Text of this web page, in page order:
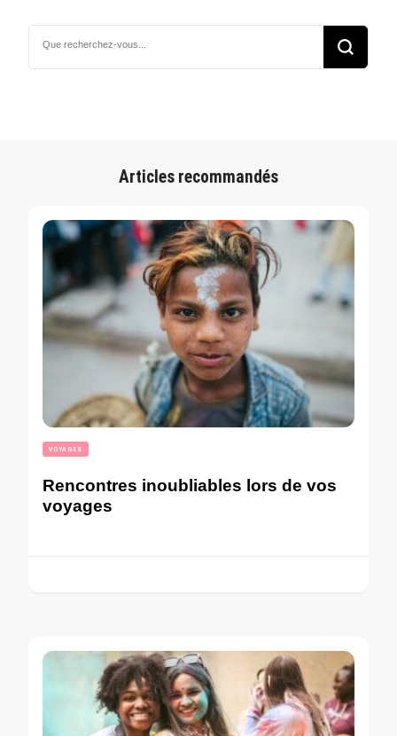
recherchiez
Articles recommandés
VOYAGES
Rencontres inoubliables lors de vos
voyages